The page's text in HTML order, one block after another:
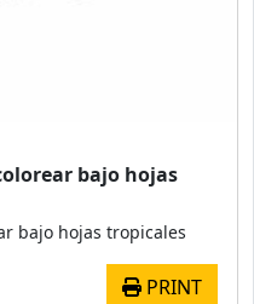
bajo hojas
bajo hojas tropicales
PRINT